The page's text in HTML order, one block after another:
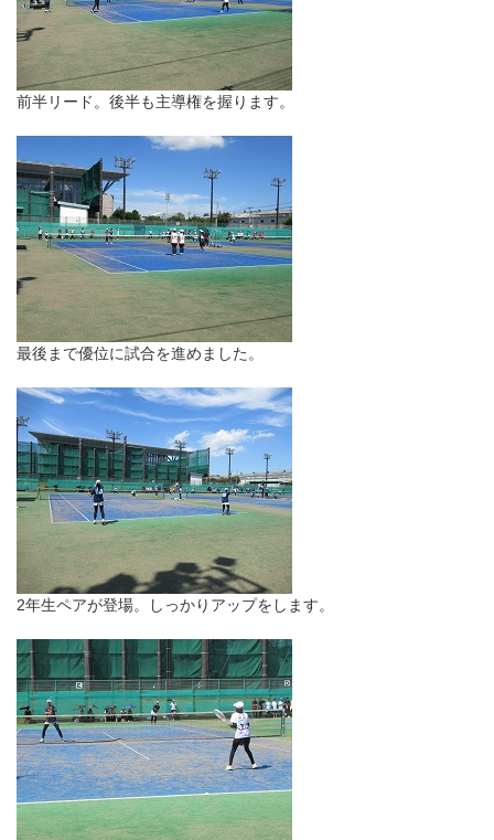
前半リード。後半も主導権を握ります。
最後まで優位に試合を進めました。
2年生ペアが登場。しっかりアップをします。